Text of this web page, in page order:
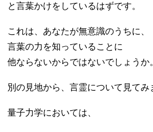
と言葉かけをしているはずです。
これは、あなたが無意識のうちに、
言葉の力を知っていることに
他ならないからではないでしょうか。
別の見地から、言霊について見てみ
量子力学においては、